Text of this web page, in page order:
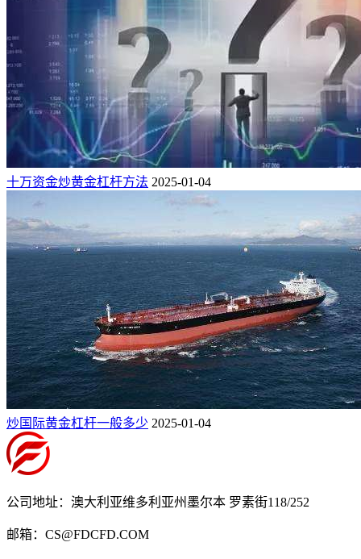
十万资金炒黄金杠杆方法 2025-01-04
炒国际黄金杠杆一般多少 2025-01-04
公司地址：澳大利亚维多利亚州墨尔本 罗素街118/252
邮箱：CS@FDCFD.COM